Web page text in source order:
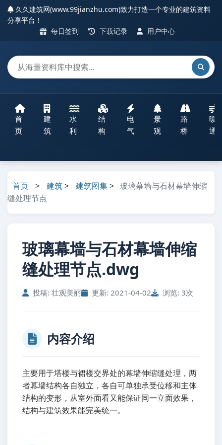
久久建筑网(www.99jianzhu.com)致力打造一个专业的建筑资料
分享平台！
每日签到
下载记录 用户中心
首
页
建
筑
水
利
结
构
电
气
景
观
路
桥
暖
通
首页 > 建筑> 建筑图集> 玻璃幕墙与石材幕墙伸缩
缝处理节点
玻璃幕墙与石材幕墙伸缩
缝处理节点.dwg
投稿: 壮观美丽 更新: 2021-04-02 浏览: 3次
内容介绍
主要用于塔楼与裙楼交界处的幕墙伸缩缝处理，两
者幕墙结构各自独立，各自可单独承受位移和主体
结构的变形，从室外面看又能保证同一立面效果，
结构与建筑效果能完美统一。